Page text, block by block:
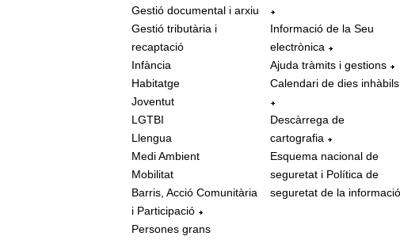
Gestió documental i arxiu
Gestió tributària i
recaptació
Infància
Habitatge
Joventut
LGTBI
Llengua
Medi Ambient
Mobilitat
Barris, Acció Comunitària
i Participació
Persones grans
Informació de la Seu
electrònica
Ajuda tràmits i gestions
Calendari de dies inhàbils
Descàrrega de
cartografia
Esquema nacional de
seguretat i Política de
seguretat de la informació